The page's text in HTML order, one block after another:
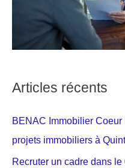
Articles récents
BENAC Immobilier
projets immobiliers à
Recruter un cadre dans